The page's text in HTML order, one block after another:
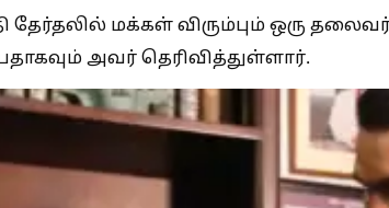
தேர்தலில் மக்கள் விரும்பும் ஒரு
அவர் தெரிவித்துள்ளார்.